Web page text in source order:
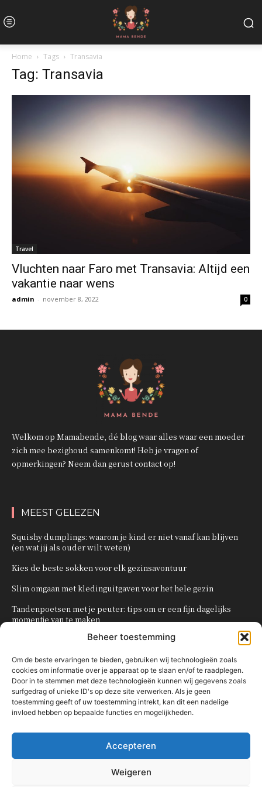
Beheer toestemming
Om de beste ervaringen te bieden, gebruiken wij technologieën zoals
cookies om informatie over je apparaat op te slaan en/of te raadplegen.
Door in te stemmen met deze technologieën kunnen wij gegevens zoals
surfgedrag of unieke ID's op deze site verwerken. Als je geen
toestemming geeft of uw toestemming intrekt, kan dit een nadelige
invloed hebben op bepaalde functies en mogelijkheden.
Accepteren
Weigeren
Home Tags Transavia
Tag: Transavia
Travel
Vluchten naar Faro met Transavia: Altijd een
vakantie naar wens
admin - november 8, 2022 0
Welkom op Mamabende, dé blog waar alles waar een moeder
zich mee bezighoud samenkomt! Heb je vragen of
opmerkingen? Neem dan gerust contact op!
MEEST GELEZEN
Squishy dumplings: waarom je kind er niet vanaf kan blijven
(en wat jij als ouder wilt weten)
Kies de beste sokken voor elk gezinsavontuur
Slim omgaan met kledinguitgaven voor het hele gezin
Tandenpoetsen met je peuter: tips om er een fijn dagelijks
momentje van te maken
Zo organiseer je een onvergetelijk kinderfeestje
POPULAIRE CATEGORIEËN
OVERIG
KNUTSELEN MET KINDEREN
TRAKTATIES
80